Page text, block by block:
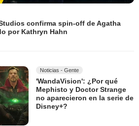
confirma spin-off de Agatha
por Kathryn Hahn
Noticias - Gente
'WandaVision': ¿Por qué
Mephisto y Doctor Strange
no aparecieron en la serie de
Disney+?